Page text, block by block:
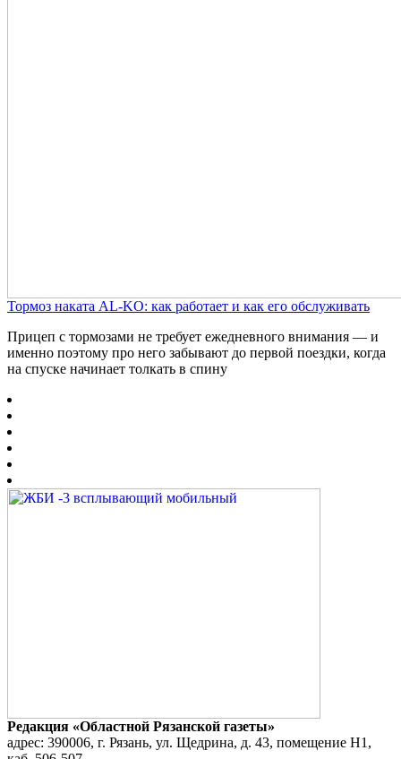
Тормоз наката AL-KO: как работает и как его обслуживать
Прицеп с тормозами не требует ежедневного внимания — и
именно поэтому про него забывают до первой поездки, когда
на спуске начинает толкать в спину
Редакция «Областной Рязанской газеты»
адрес: 390006, г. Рязань, ул. Щедрина, д. 43, помещение Н1,